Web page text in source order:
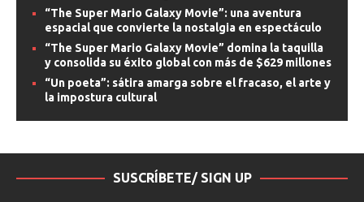
“The Super Mario Galaxy Movie”: una aventura
espacial que convierte la nostalgia en espectáculo
“The Super Mario Galaxy Movie” domina la taquilla
y consolida su éxito global con más de $629 millones
“Un poeta”: sátira amarga sobre el fracaso, el arte y
la impostura cultural
SUSCRÍBETE/ SIGN UP